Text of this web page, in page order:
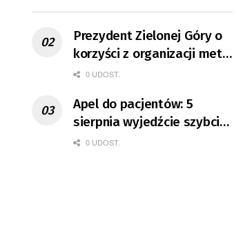
Prezydent Zielonej Góry o
korzyści z organizacji mety
Tour de Pologne
0 UDOST.
Apel do pacjentów: 5
sierpnia wyjedźcie szybciej
z domów
0 UDOST.